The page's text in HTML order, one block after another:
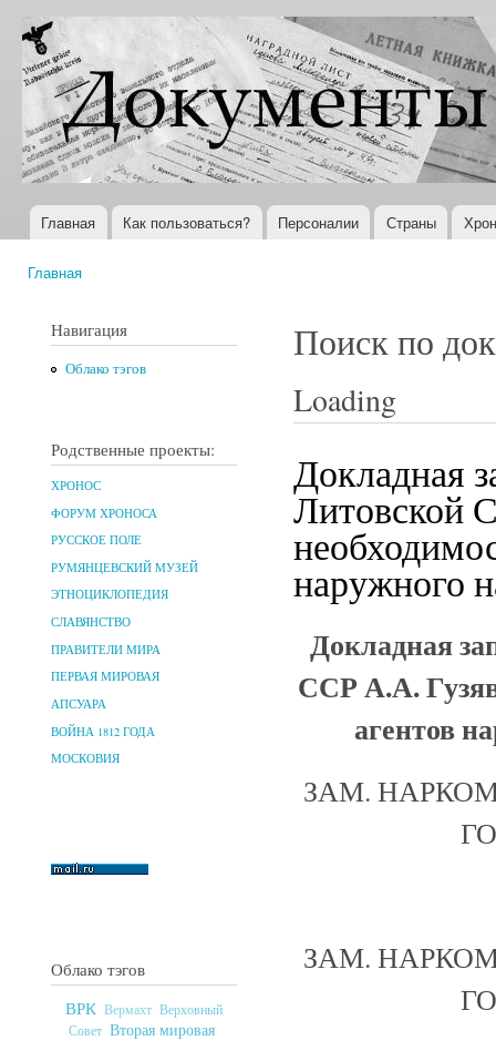
Документы
XX века
Всемирная
история в
Интернете
Главное меню
Главная Как пользоваться? Персоналии Страны
Главная
Навигация
Облако тэгов
Родственные проекты:
ХРОНОС
ФОРУМ ХРОНОСА
РУССКОЕ ПОЛЕ
РУМЯНЦЕВСКИЙ МУЗЕЙ
ЭТНОЦИКЛОПЕДИЯ
СЛАВЯНСТВО
ПРАВИТЕЛИ МИРА
ПЕРВАЯ МИРОВАЯ
АПСУАРА
ВОЙНА 1812 ГОДА
МОСКОВИЯ
Облако тэгов
ВРК Вермахт Верховный
Совет Вторая мировая
Поиск по
Loading
Докладная
Литовской
наружного
Докладная
ССР А.А.
агентов
ЗАМ.
ЗАМ.